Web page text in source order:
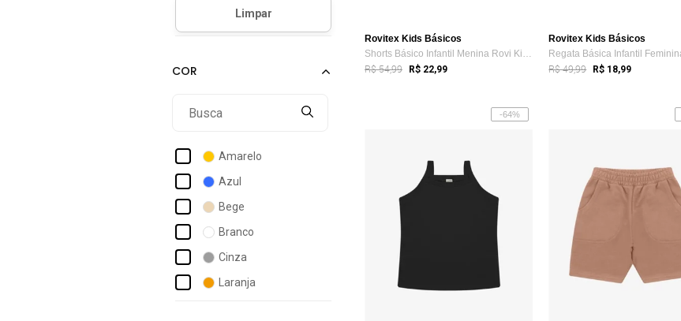
Blue Infantis
Amarelo
Azul
Bege
Branco
Cinza
Laranja
Rovitex Kids Básicos
Shorts Básico Infantil Menina Rovi Kids Rosa
R$ 54,99 R$ 22,99
Rovitex Kids Básicos
R$ 49,99 R$ 18,99
-64%